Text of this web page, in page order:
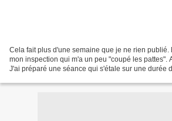
Cela fait plus d'une semaine que je ne rien publié.
mon inspection qui m'a un peu "coupé les pattes".
J'ai préparé une séance qui s'étale sur une durée